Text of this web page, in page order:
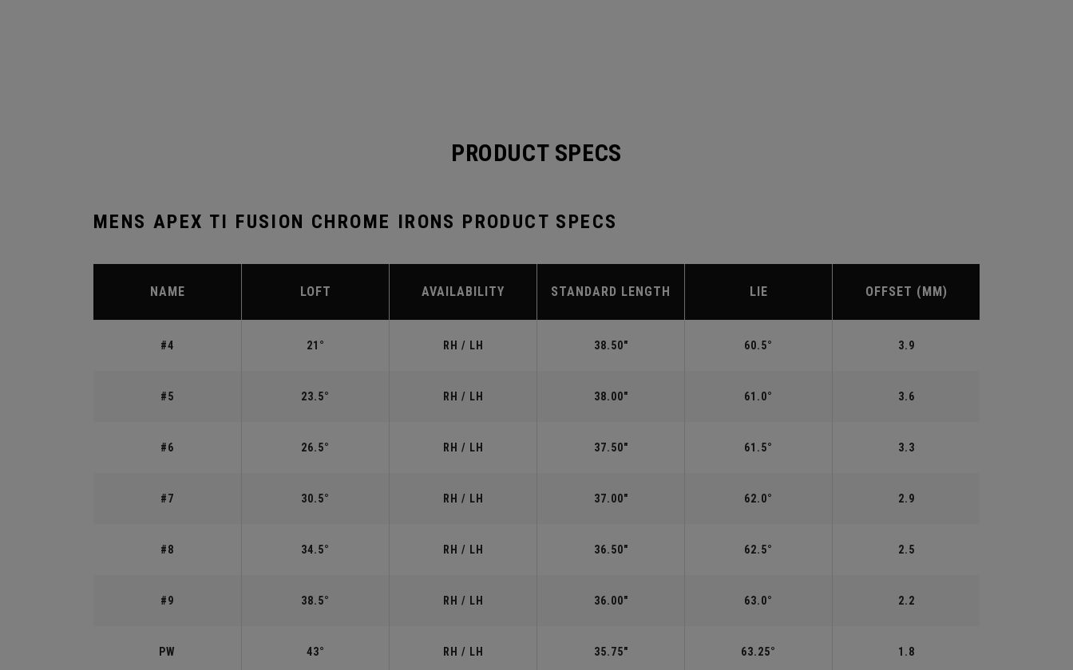
PRODUCT SPECS
MENS APEX TI FUSION CHROME IRONS PRODUCT SPECS
NAME LOFT AVAILABILITY STANDARD LENGTH LIE OFFSET (MM)
#4 21° RH / LH 38.50" 60.5° 3.9
#5 23.5° RH / LH 38.00" 61.0° 3.6
#6 26.5° RH / LH 37.50" 61.5° 3.3
#7 30.5° RH / LH 37.00" 62.0° 2.9
#8 34.5° RH / LH 36.50" 62.5° 2.5
#9 38.5° RH / LH 36.00" 63.0° 2.2
PW 43° RH / LH 35.75" 63.25° 1.8